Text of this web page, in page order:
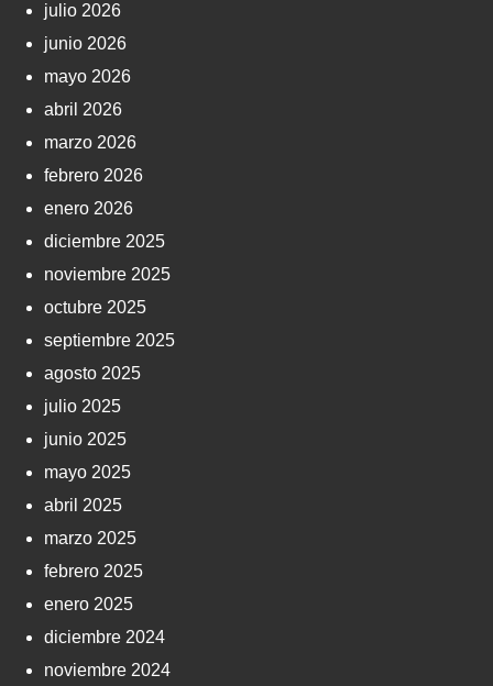
julio 2026
junio 2026
mayo 2026
abril 2026
marzo 2026
febrero 2026
enero 2026
diciembre 2025
noviembre 2025
octubre 2025
septiembre 2025
agosto 2025
julio 2025
junio 2025
mayo 2025
abril 2025
marzo 2025
febrero 2025
enero 2025
diciembre 2024
noviembre 2024